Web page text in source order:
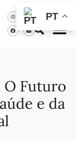
O Futuro
e da
PT